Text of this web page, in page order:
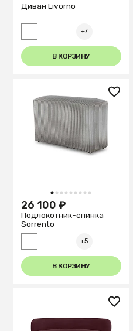
Диван Livorno
+7
В КОРЗИНУ
1 2 3 4 5 6 7 8 9
26 100 ₽
Подлокотник-спинка
Sorrento
+5
В КОРЗИНУ